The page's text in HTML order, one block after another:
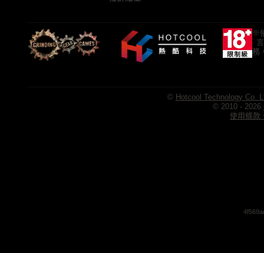
※
務
© Hotcool Technology Co.
© 2010 - 2026
使用條款